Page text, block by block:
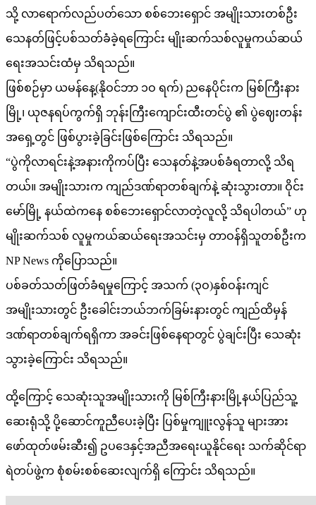
သို့ လာရောက်လည်ပတ်သော စစ်ဘေးရှောင် အမျိုးသားတစ်ဦး
သေနတ်ဖြင့်ပစ်သတ်ခံခဲ့ရကြောင်း မျိုးဆက်သစ်လူမှုကယ်ဆယ်
ရေးအသင်းထံမှ သိရသည်။
ဖြစ်စဉ်မှာ ယမန်နေ့(နိုဝင်ဘာ ၁ဝ ရက်) ညနေပိုင်းက မြစ်ကြီးနား
မြို့၊ ယုဇနရပ်ကွက်ရှိ ဘုန်းကြီးကျောင်းထီးတင်ပွဲ ၏ ပွဲဈေးတန်း
အရှေ့တွင် ဖြစ်ပွားခဲ့ခြင်းဖြစ်ကြောင်း သိရသည်။
“ပွဲကိုလာရင်းနဲ့အနားကိုကပ်ပြီး သေနတ်နဲ့အပစ်ခံရတာလို့ သိရ
တယ်။ အမျိုးသားက ကျည်ဒဏ်ရာတစ်ချက်နဲ့ ဆုံးသွားတာ။ ဝိုင်း
မော်မြို့ နယ်ထဲကနေ စစ်ဘေးရှောင်လာတဲ့လူလို့ သိရပါတယ်” ဟု
မျိုးဆက်သစ် လူမှုကယ်ဆယ်ရေးအသင်းမှ တာဝန်ရှိသူတစ်ဦးက
NP News ကိုပြောသည်။
ပစ်ခတ်သတ်ဖြတ်ခံရမှုကြောင့် အသက် (၃ဝ)နှစ်ဝန်းကျင်
အမျိုးသားတွင် ဦးခေါင်းဘယ်ဘက်ခြမ်းနားတွင် ကျည်ထိမှန်
ဒဏ်ရာတစ်ချက်ရရှိကာ အခင်းဖြစ်နေရာတွင် ပွဲချင်းပြီး သေဆုံး
သွားခဲ့ကြောင်း သိရသည်။
ထို့ကြောင့် သေဆုံးသူအမျိုးသားကို မြစ်ကြီးနားမြို့နယ်ပြည်သူ့
ဆေးရုံသို့ ပို့ဆောင်ကူညီပေးခဲ့ပြီး ပြစ်မှုကျူးလွန်သူ များအား
ဖော်ထုတ်ဖမ်းဆီး၍ ဥပဒေနှင့်အညီအရေးယူနိုင်‌ရေး သက်ဆိုင်ရာ
ရဲတပ်ဖွဲ့က စုံစမ်းစစ်ဆေးလျက်ရှိ ကြောင်း သိရသည်။